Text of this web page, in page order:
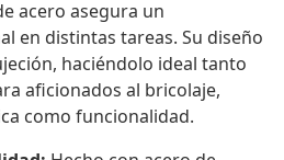
acero asegura un
en distintas tareas. Su diseño
haciéndolo ideal tanto
aficionados al bricolaje,
como funcionalidad.